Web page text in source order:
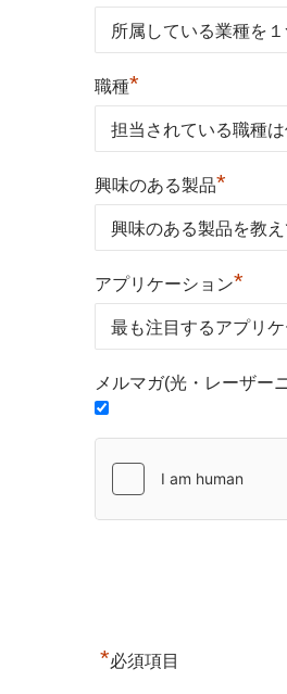
職種*
興味のある製品*
アプリケーション*
メルマガ(光・レーザー
*必須項目